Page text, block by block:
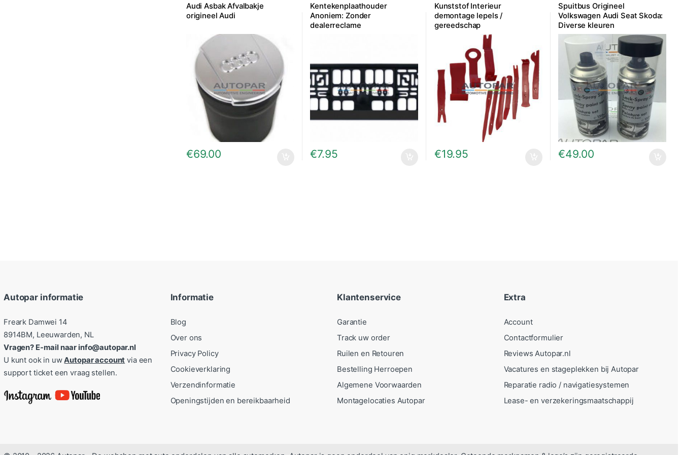
Audi Asbak Afvalbakje
origineel Audi
€69.00
Kentekenplaathouder
Anoniem: Zonder
dealerreclame
€7.95
Kunststof Interieur
demontage lepels /
gereedschap
€19.95
Spuitbus Origineel
Volkswagen Audi Seat Skoda:
Diverse kleuren
€49.00
Autopar informatie
Freark Damwei 14
8914BM, Leeuwarden, NL
Vragen? E-mail naar info@autopar.nl
U kunt ook in uwAutopar account via een
support ticket een vraag stellen.
Informatie
Blog
Over ons
Privacy Policy
Cookieverklaring
Verzendinformatie
Openingstijden en bereikbaarheid
Klantenservice
Garantie
Track uw order
Ruilen en Retouren
Bestelling Herroepen
Algemene Voorwaarden
Montagelocaties Autopar
Extra
Account
Contactformulier
Reviews Autopar.nl
Vacatures en stageplekken bij Autopar
Reparatie radio / navigatiesystemen
Lease- en verzekeringsmaatschappij